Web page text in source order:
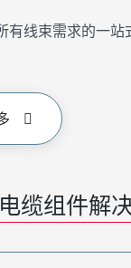
有线束需求的一站
缆组件解